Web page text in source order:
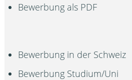
Bewerbung als PDF
Bewerbung in der Schweiz
Bewerbung Studium/Uni